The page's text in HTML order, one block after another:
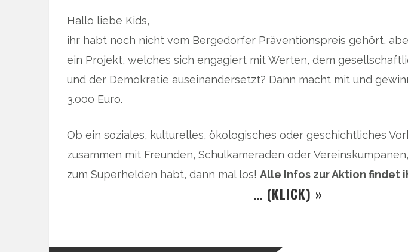
Hallo liebe Kids,
ihr habt noch nicht vom Bergedorfer Präventionspreis gehört,
ein Projekt, welches sich engagiert mit Werten, dem
und der Demokratie auseinandersetzt? Dann macht mit und
3.000 Euro.
Ob ein soziales, kulturelles, ökologisches oder geschichtliches
zusammen mit Freunden, Schulkameraden oder
zum Superhelden habt, dann mal los! Alle Infos zur Aktion findet
… (KLICK) »